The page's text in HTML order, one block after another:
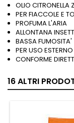
OLIO CITRONELLA
PER FIACCOLE E
PROFUMA L'ARIA
ALLONTANA
BASSA FUMOSITA'
PER USO ESTERNO
CONFORME
16 ALTRI